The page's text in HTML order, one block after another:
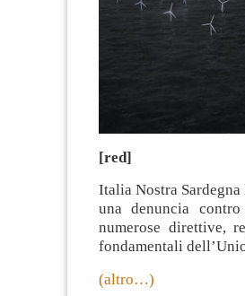
[red]
Italia Nostra
una denuncia
numerose direttive,
fondamentali
(altro…)